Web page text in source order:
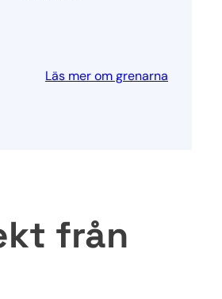
Läs mer om grenarna
från